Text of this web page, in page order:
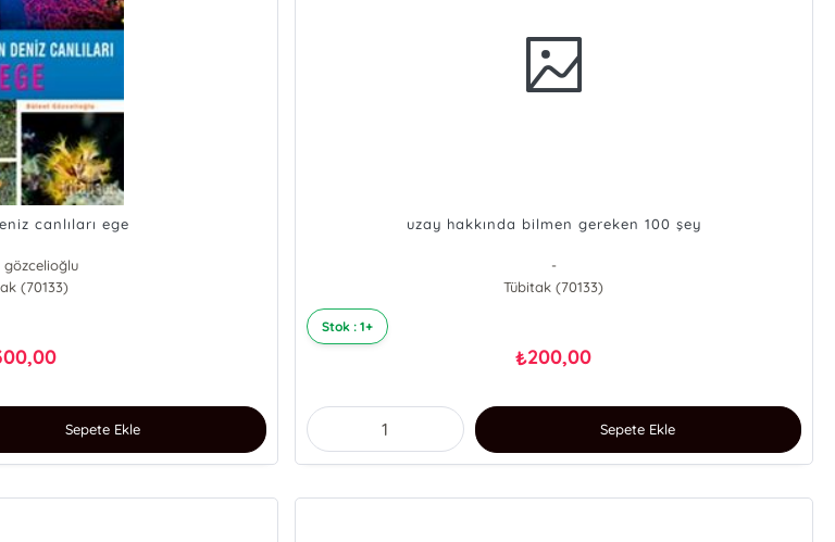
canlıları ege
gözcelioğlu
(70133)
Sepete Ekle
uzay hakkında bilmen gereken 100 şey
-
Tübitak (70133)
Stok : 1+
₺200,00
Sepete Ekle